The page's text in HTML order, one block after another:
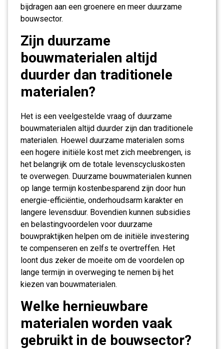
bijdragen aan een groenere en meer duurzame
bouwsector.
Zijn duurzame
bouwmaterialen altijd
duurder dan traditionele
materialen?
Het is een veelgestelde vraag of duurzame
bouwmaterialen altijd duurder zijn dan traditionele
materialen. Hoewel duurzame materialen soms
een hogere initiële kost met zich meebrengen, is
het belangrijk om de totale levenscycluskosten
te overwegen. Duurzame bouwmaterialen kunnen
op lange termijn kostenbesparend zijn door hun
energie-efficiëntie, onderhoudsarm karakter en
langere levensduur. Bovendien kunnen subsidies
en belastingvoordelen voor duurzame
bouwpraktijken helpen om de initiële investering
te compenseren en zelfs te overtreffen. Het
loont dus zeker de moeite om de voordelen op
lange termijn in overweging te nemen bij het
kiezen van bouwmaterialen.
Welke hernieuwbare
materialen worden vaak
gebruikt in de bouwsector?